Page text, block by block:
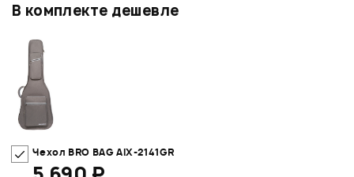
В комплекте дешевле
Чехол BRO BAG AIX-2141GR